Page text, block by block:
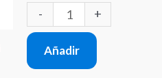
-
cantidad
+
Añadir